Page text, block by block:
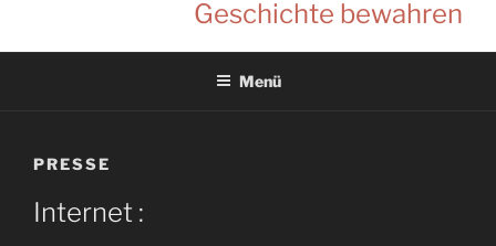
Geschichte bewahren
Menü
PRESSE
Internet :